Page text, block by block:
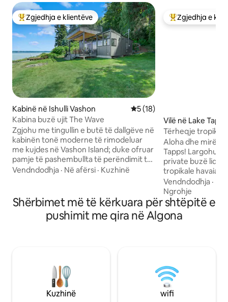
Më të mirat e zgjedhjeve të klientëve
Zgjedhja e klientëve
Kabinë në Ishulli Vashon Vlerësimi mesatar 5 nga 5,
5 (18)
Kabina buzë ujit The Wave
Zgjohu me tingullin e butë të dallgëve në
kabinën tonë moderne të rimodeluar
me kujdes në Vashon Island; duke ofruar
pamje të pashembullta të perëndimit të
diellit perëndimor, kuzhinë të plotë me
qetësues. Ky vendpushim intim premton
qetësi, vetëm 15 minuta me makinë nga
qendra e gjallë e Vashon-it, i përsosur
hapje i disponueshëm. Po, kemi:
lavatriçe, vaskë, verandë të mbuluar,
Vendndodhja · Në afërsi · Kuzhinë
Më të mirat e
Zgjedhja e
Vilë në Lake Tapps
Tërheqje
private me kasolle
Aloha dhe mirë
Tapps! Largohu
private buzë
tropikale
mahnitëse dhe
ujit. Relaksohu në një hapësirë të
projektuar me
rehatshëm,
kajakë,
pafundme në
Veriperëndimor. Përjeto argëtimin e
verës dhe
Vendndodhja ·
Ngrohje
Shërbimet më të kërkuara për shtëpitë e
pushimit me qira në Algona
Kuzhinë wifi